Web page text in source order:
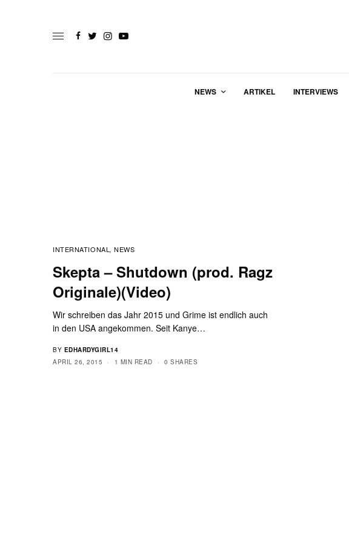
NEWS ARTIKEL INTERVIEWS
INTERNATIONAL ,NEWS
Skepta – Shutdown (prod. Ragz
Originale)(Video)
Wir schreiben das Jahr 2015 und Grime ist endlich auch
in den USA angekommen. Seit Kanye…
BY EDHARDYGIRL14
APRIL 26, 2015
1 MIN READ 0 SHARES